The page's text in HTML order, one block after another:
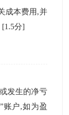
成本费用,并
[1.5分]
发生的净亏
账户,如为盈